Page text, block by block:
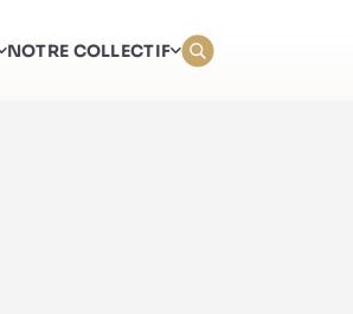
NOTRE COLLECTIF